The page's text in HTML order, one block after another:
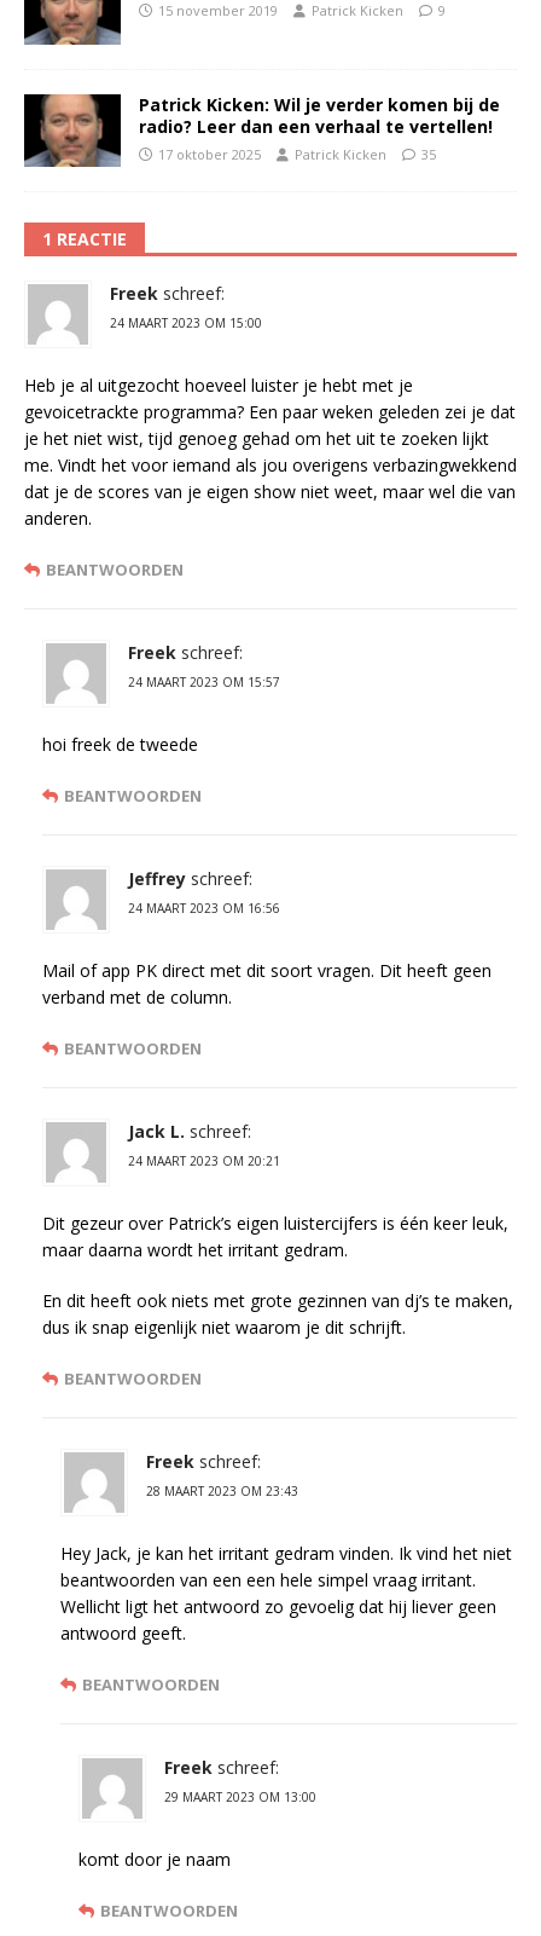
15 november 2019 Patrick Kicken 9
Patrick Kicken: Wil je verder komen bij de
radio? Leer dan een verhaal te vertellen!
17 oktober 2025 Patrick Kicken 35
1 REACTIE
Freek schreef:
24 MAART 2023 OM 15:00
Heb je al uitgezocht hoeveel luister je hebt met je
gevoicetrackte programma? Een paar weken geleden zei je dat
je het niet wist, tijd genoeg gehad om het uit te zoeken lijkt
me. Vindt het voor iemand als jou overigens verbazingwekkend
dat je de scores van je eigen show niet weet, maar wel die van
anderen.
BEANTWOORDEN
Freek schreef:
24 MAART 2023 OM 15:57
hoi freek de tweede
BEANTWOORDEN
Jeffrey schreef:
24 MAART 2023 OM 16:56
Mail of app PK direct met dit soort vragen. Dit heeft geen
verband met de column.
BEANTWOORDEN
Jack L. schreef:
24 MAART 2023 OM 20:21
Dit gezeur over Patrick’s eigen luistercijfers is één keer leuk,
maar daarna wordt het irritant gedram.
En dit heeft ook niets met grote gezinnen van dj’s te maken,
dus ik snap eigenlijk niet waarom je dit schrijft.
BEANTWOORDEN
Freek schreef:
28 MAART 2023 OM 23:43
Hey Jack, je kan het irritant gedram vinden. Ik vind het niet
beantwoorden van een een hele simpel vraag irritant.
Wellicht ligt het antwoord zo gevoelig dat hij liever geen
antwoord geeft.
BEANTWOORDEN
Freek schreef:
29 MAART 2023 OM 13:00
komt door je naam
BEANTWOORDEN